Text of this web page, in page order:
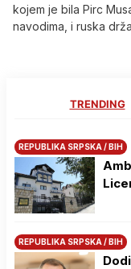
kojem je bila Pirc
navodima, i ruska
TRENDING
REPUBLIKA SRPSKA / BIH
REPUBLIKA SRPSKA / BIH